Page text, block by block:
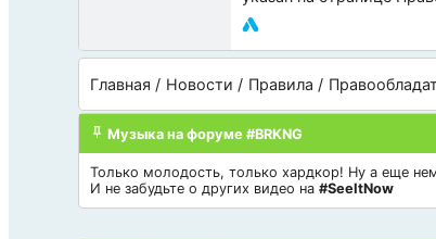
Главная Новости Правила
Музыка на форуме #BRKNG
Только молодость, только хардкор! Ну а еще
И не забудьте о других видео на #SeeItNow